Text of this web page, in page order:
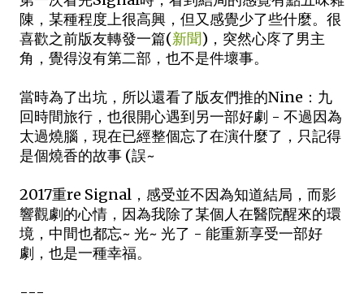
陳，某種程度上很高興，但又感覺少了些什麼。很
喜歡之前版友轉發一篇(新聞)，突然心庝了男主
角，覺得沒有第二部，也不是件壞事。
當時為了出坑，所以還看了版友們推的Nine：九
回時間旅行，也很開心遇到另一部好劇 - 不過因為
太過燒腦，現在已經整個忘了在演什麼了，只記得
是個燒香的故事 (誤~
2017重re Signal，感受並不因為知道結局，而影
響觀劇的心情，因為我除了某個人在醫院醒來的環
境，中間也都忘~ 光~ 光了 - 能重新享受一部好
劇，也是一種幸福。
---